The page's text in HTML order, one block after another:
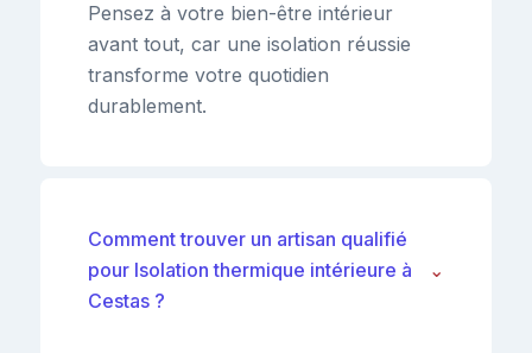
Pensez à votre bien-être intérieur
avant tout, car une isolation réussie
transforme votre quotidien
durablement.
Comment trouver un artisan qualifié
pour Isolation thermique intérieure à
Cestas ?
⌄